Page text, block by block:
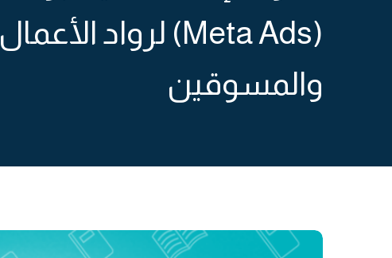
(Meta Ads) لرواد الأعمال
والمسوقين